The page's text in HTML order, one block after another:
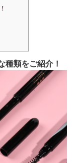
種類をご紹介！